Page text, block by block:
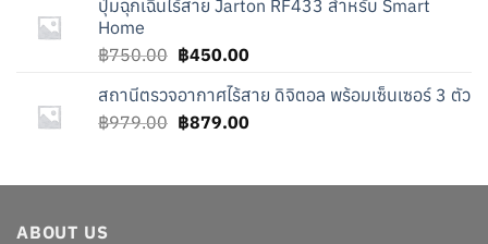
฿788.00.฿488.00.
ปุ่มฉุกเฉินไร้สาย Jarton RF433 สำหรับ Smart
Home
฿750.00 Original
was:
฿750.00.
฿450.00Current
is:
฿450.00.
สถานีตรวจอากาศไร้สาย ดิจิตอล พร้อมเซ็นเซอร์ 3 ตัว
฿979.00 Original
฿979.00.
฿879.00Current
฿879.00.
ABOUT US